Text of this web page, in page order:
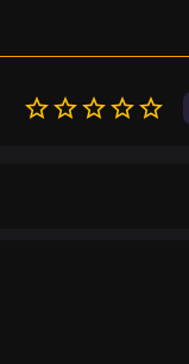
star_borderstar_borderstar_borderstar_borderstar_border